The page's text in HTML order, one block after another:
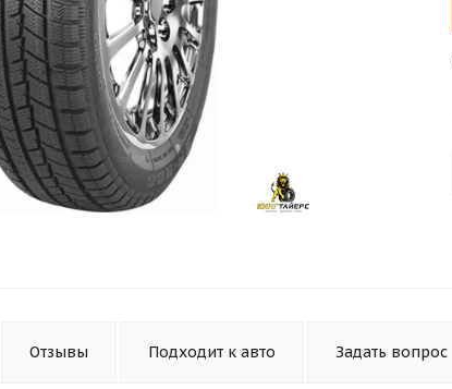
Отзывы Подходит к авто Задать вопрос